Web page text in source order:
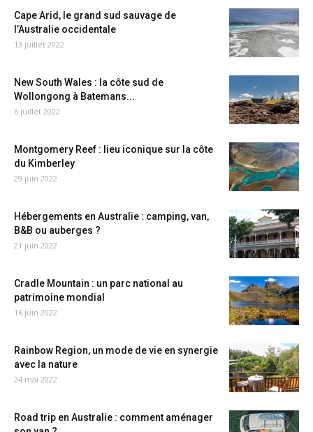
Cape Arid, le grand sud sauvage de
l’Australie occidentale
13 juillet 2022
New South Wales : la côte sud de
Wollongong à Batemans...
6 juillet 2022
Montgomery Reef : lieu iconique sur la côte
du Kimberley
29 juin 2022
Hébergements en Australie : camping, van,
B&B ou auberges ?
21 juin 2022
Cradle Mountain : un parc national au
patrimoine mondial
16 juin 2022
Rainbow Region, un mode de vie en synergie
avec la nature
24 mai 2022
Road trip en Australie : comment aménager